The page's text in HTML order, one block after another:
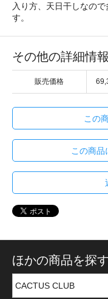
入り方、天日干しなの
す。
その他の詳細情報
販売価格
この
この商品
ほかの商品を探す